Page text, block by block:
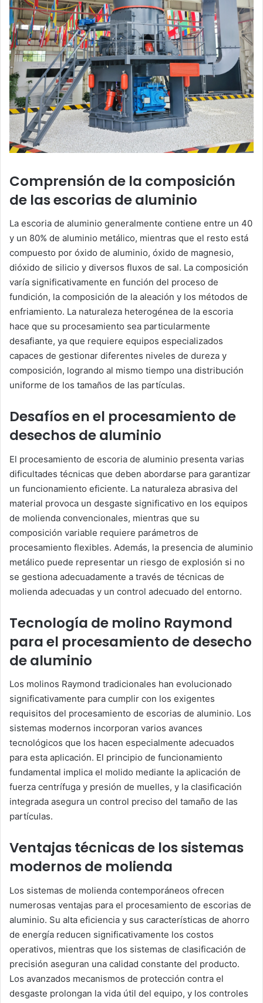
Comprensión de la composición
de las escorias de aluminio
La escoria de aluminio generalmente contiene entre un 40
y un 80% de aluminio metálico, mientras que el resto está
compuesto por óxido de aluminio, óxido de magnesio,
dióxido de silicio y diversos fluxos de sal. La composición
varía significativamente en función del proceso de
fundición, la composición de la aleación y los métodos de
enfriamiento. La naturaleza heterogénea de la escoria
hace que su procesamiento sea particularmente
desafiante, ya que requiere equipos especializados
capaces de gestionar diferentes niveles de dureza y
composición, logrando al mismo tiempo una distribución
uniforme de los tamaños de las partículas.
Desafíos en el procesamiento de
desechos de aluminio
El procesamiento de escoria de aluminio presenta varias
dificultades técnicas que deben abordarse para garantizar
un funcionamiento eficiente. La naturaleza abrasiva del
material provoca un desgaste significativo en los equipos
de molienda convencionales, mientras que su
composición variable requiere parámetros de
procesamiento flexibles. Además, la presencia de aluminio
metálico puede representar un riesgo de explosión si no
se gestiona adecuadamente a través de técnicas de
molienda adecuadas y un control adecuado del entorno.
Tecnología de molino Raymond
para el procesamiento de desecho
de aluminio
Los molinos Raymond tradicionales han evolucionado
significativamente para cumplir con los exigentes
requisitos del procesamiento de escorias de aluminio. Los
sistemas modernos incorporan varios avances
tecnológicos que los hacen especialmente adecuados
para esta aplicación. El principio de funcionamiento
fundamental implica el molido mediante la aplicación de
fuerza centrífuga y presión de muelles, y la clasificación
integrada asegura un control preciso del tamaño de las
partículas.
Ventajas técnicas de los sistemas
modernos de molienda
Los sistemas de molienda contemporáneos ofrecen
numerosas ventajas para el procesamiento de escorias de
aluminio. Su alta eficiencia y sus características de ahorro
de energía reducen significativamente los costos
operativos, mientras que los sistemas de clasificación de
precisión aseguran una calidad constante del producto.
Los avanzados mecanismos de protección contra el
desgaste prolongan la vida útil del equipo, y los controles